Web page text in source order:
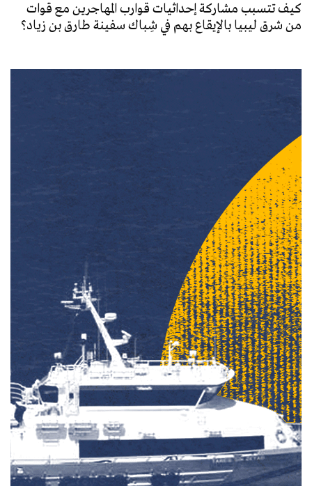
كيف تتسبب مشاركة إحداثيات قوارب المهاجرين مع قوات
من شرق ليبيا بالإيقاع بهم في شِباك سفينة طارق بن زياد؟